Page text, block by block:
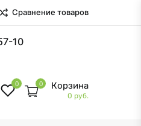
Сравнение товаров
10
0 0 Корзина
0 руб.